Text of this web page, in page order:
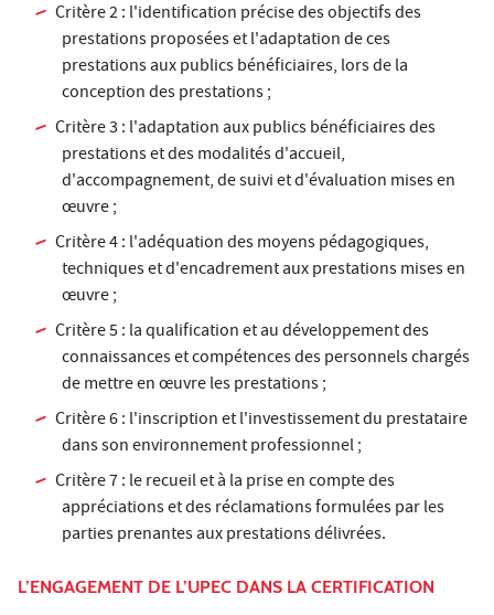
Critère 2 : l'identification précise des objectifs des
prestations proposées et l'adaptation de ces
prestations aux publics bénéficiaires, lors de la
conception des prestations ;
Critère 3 : l'adaptation aux publics bénéficiaires des
prestations et des modalités d'accueil,
d'accompagnement, de suivi et d'évaluation mises en
œuvre ;
Critère 4 : l'adéquation des moyens pédagogiques,
techniques et d'encadrement aux prestations mises en
œuvre ;
Critère 5 : la qualification et au développement des
connaissances et compétences des personnels chargés
de mettre en œuvre les prestations ;
Critère 6 : l'inscription et l'investissement du prestataire
dans son environnement professionnel ;
Critère 7 : le recueil et à la prise en compte des
appréciations et des réclamations formulées par les
parties prenantes aux prestations délivrées.
L’ENGAGEMENT DE L’UPEC DANS LA CERTIFICATION